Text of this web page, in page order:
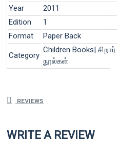
Year
2011
Edition
1
Format
Paper Back
Category
Children Books| சிறார்
நூல்கள்
REVIEWS
WRITE A REVIEW